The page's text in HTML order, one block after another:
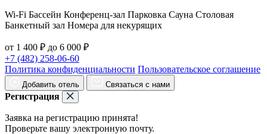
Wi-Fi Бассейн Конференц-зал Парковка Сауна Столовая
Банкетный зал Номера для некурящих
от 1 400 ₽ до 6 000 ₽
+7 (482) 258-06-60
Политика конфиденциальности Пользовательское соглашение
Добавить отель Связаться с нами
Регистрация
Заявка на регистрацию принята!
Проверьте вашу электронную почту.